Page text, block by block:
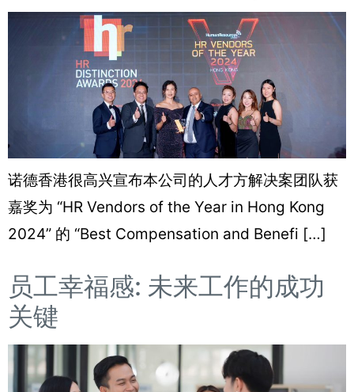
诺德香港很高兴宣布本公司的人才方解决案团队获
嘉奖为 “HR Vendors of the Year in Hong Kong
2024” 的 “Best Compensation and Benefi […]
员工幸福感: 未来工作的成功
关键